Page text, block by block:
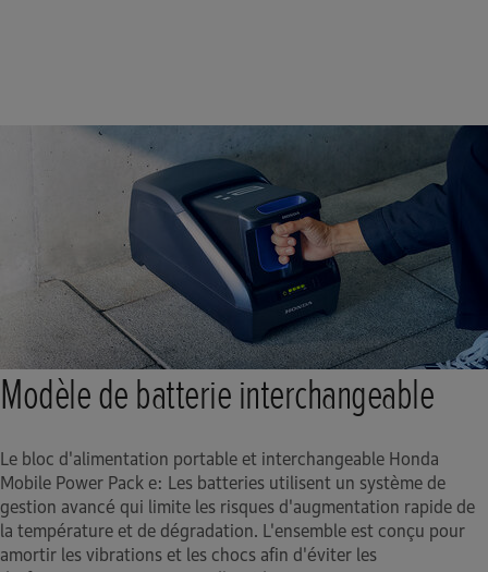
Modèle de batterie interchangeable
Le bloc d'alimentation portable et interchangeable Honda
Mobile Power Pack e: Les batteries utilisent un système de
gestion avancé qui limite les risques d'augmentation rapide de
la température et de dégradation. L'ensemble est conçu pour
amortir les vibrations et les chocs afin d'éviter les